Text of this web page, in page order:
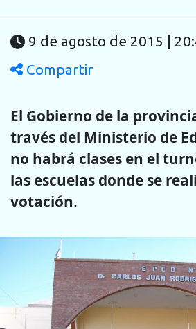
9 de agosto de 2015 |
Compartir
El Gobierno de la
través del Ministerio de
no habrá clases en el
las escuelas donde se
votación.